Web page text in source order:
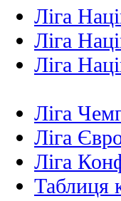
Ліга
Ліга
Ліга
Ліга
Ліга
Ліга
Таблиця